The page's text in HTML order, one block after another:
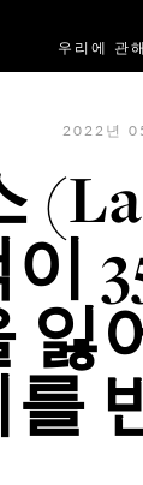
우리에 관
2022년
잃